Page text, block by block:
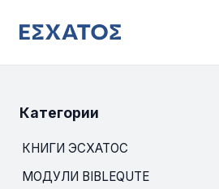
Категории
КНИГИ ЭСХАТОС
МОДУЛИ BIBLEQUTE